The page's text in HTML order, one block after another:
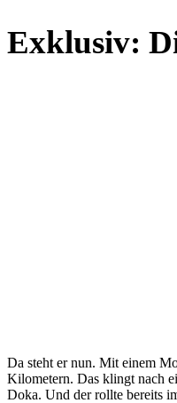
Exklusiv:
Da steht er nun. Mit einem
Kilometern. Das klingt nach
Doka. Und der rollte bereits